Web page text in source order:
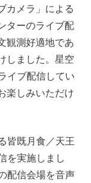
カメラ」による
ターのライブ配
観測好適地であ
しました。星空
イブ配信してい
楽しみいただけ
皆既月食／天王
を実施しまし
配信会場を音声